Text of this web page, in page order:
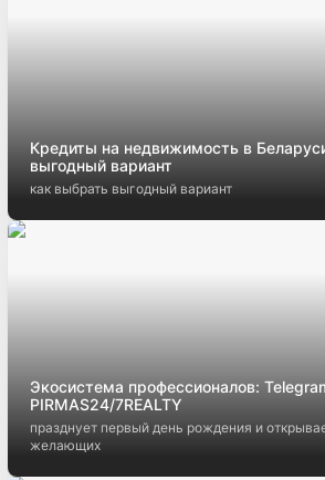
Кредиты на недвижимость в
выгодный вариант
как выбрать выгодный вариант
Экосистема профессионалов:
PIRMAS24/7REALTY
празднует первый день рождения и
желающих